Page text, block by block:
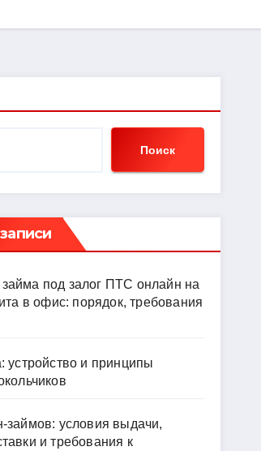
Поиск
под залог ПТС онлайн на
в офис: порядок, требования
устройство и принципы
займов: условия выдачи,
и требования к